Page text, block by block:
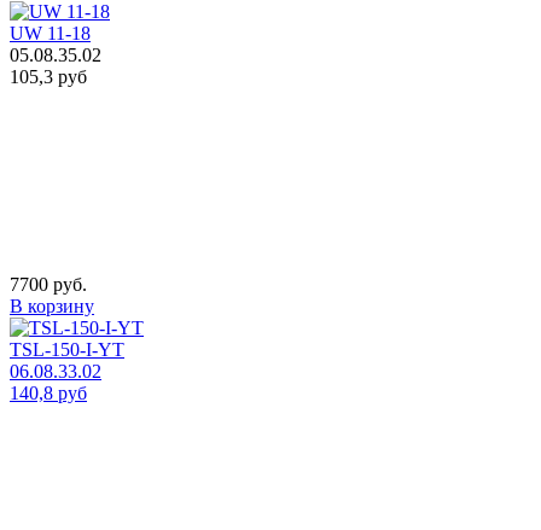
UW 11-18
05.08.35.02
105,3 руб
7700 руб.
В корзину
TSL-150-I-YT
06.08.33.02
140,8 руб